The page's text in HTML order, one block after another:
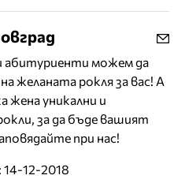
абитуриенти можем да
желаната рокля за вас! А
жена уникални и
за да бъде вашият
при нас!
12-2018